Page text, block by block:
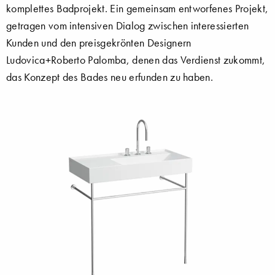
komplettes Badprojekt. Ein gemeinsam entworfenes Projekt,
getragen vom intensiven Dialog zwischen interessierten
Kunden und den preisgekrönten Designern
Ludovica+Roberto Palomba, denen das Verdienst zukommt,
das Konzept des Bades neu erfunden zu haben.